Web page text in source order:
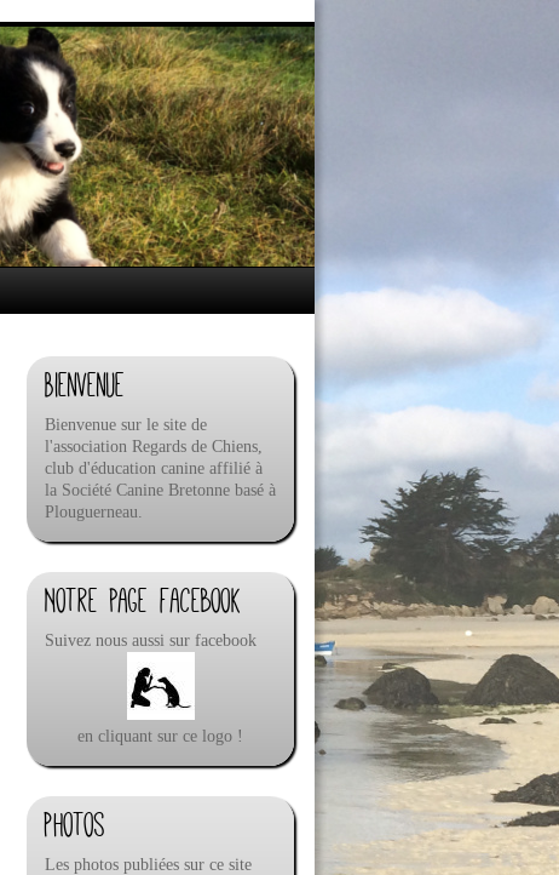
Bienvenue
Bienvenue sur le site de
l'association Regards de Chiens,
club d'éducation canine affilié à
la Société Canine Bretonne basé à
Plouguerneau.
Notre page facebook
Suivez nous aussi sur facebook
en cliquant sur ce logo !
Photos
Les photos publiées sur ce site